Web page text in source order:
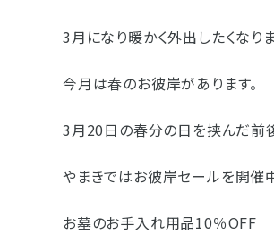
- 企業情報
- なつかしのCM
3月になり暖かく外出したくなり
今月は春のお彼岸があります。
3月20日の春分の日を挟んだ前
やまきではお彼岸セールを開催
お墓のお手入れ用品10％OFF